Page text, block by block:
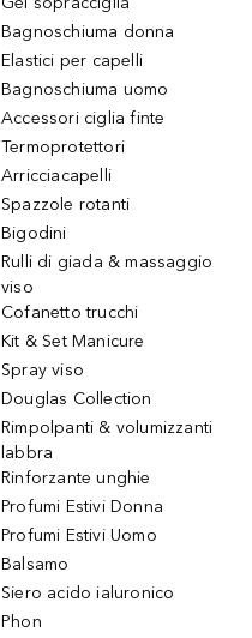
Bagnoschiuma donna
Elastici per capelli
Bagnoschiuma uomo
Accessori ciglia finte
Termoprotettori
Arricciacapelli
Spazzole rotanti
Bigodini
Rulli di giada & massaggio
viso
Cofanetto trucchi
Kit & Set Manicure
Spray viso
Douglas Collection
Rimpolpanti & volumizzanti
labbra
Rinforzante unghie
Profumi Estivi Donna
Profumi Estivi Uomo
Balsamo
Siero acido ialuronico
Phon